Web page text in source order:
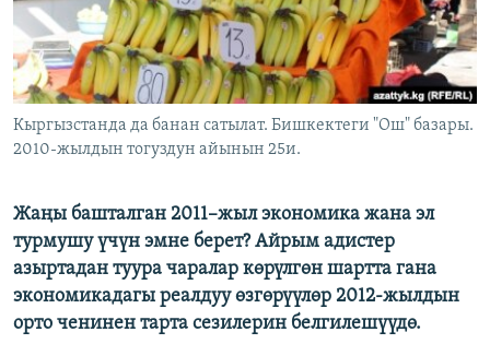
ЭЕ/АРнун бардык сайттары
Кыргызстанда да банан сатылат. Бишкектеги "Ош" базары.
2010-жылдын тогуздун айынын 25и.
Жаңы башталган 2011–жыл экономика жана эл
турмушу үчүн эмне берет? Айрым адистер
азыртадан туура чаралар көрүлгөн шартта гана
экономикадагы реалдуу өзгөрүүлөр 2012-жылдын
орто ченинен тарта сезилерин белгилешүүдө.